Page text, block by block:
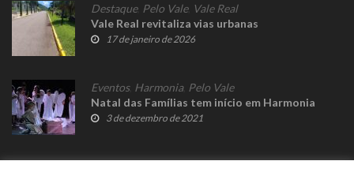
Destaque, Pelo Vale, Vale Real
Vale Real revitaliza vias urbanas
17 de janeiro de 2026
Eventos, Harmonia, Pelo Vale
Natal das Famílias tem início em Harmonia
3 de dezembro de 2021